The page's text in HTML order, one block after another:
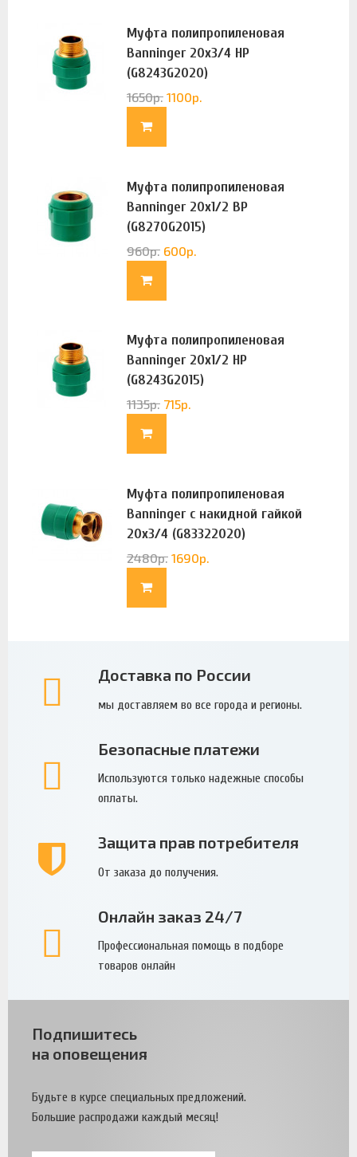
Муфта полипропиленовая
Banninger 20х3/4 НР
(G8243G2020)
1650р. 1100р.
Муфта полипропиленовая
Banninger 20х1/2 ВР
(G8270G2015)
960р. 600р.
Муфта полипропиленовая
Banninger 20х1/2 НР
(G8243G2015)
1135р. 715р.
Муфта полипропиленовая
Banninger с накидной гайкой
20х3/4 (G83322020)
2480р. 1690р.
Доставка по России
мы доставляем во все города и регионы.
Безопасные платежи
Используются только надежные способы
оплаты.
Защита прав потребителя
От заказа до получения.
Онлайн заказ 24/7
Профессиональная помощь в подборе
товаров онлайн
Подпишитесь
на оповещения
Будьте в курсе специальных предложений.
Большие распродажи каждый месяц!